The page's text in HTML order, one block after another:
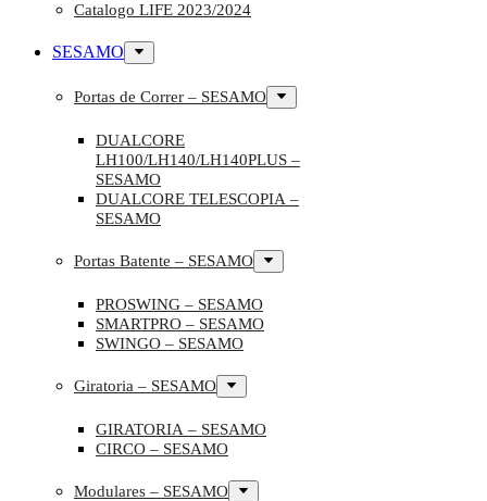
Catalogo LIFE 2023/2024
SESAMO
Portas de Correr – SESAMO
DUALCORE
LH100/LH140/LH140PLUS –
SESAMO
DUALCORE TELESCOPIA –
SESAMO
Portas Batente – SESAMO
PROSWING – SESAMO
SMARTPRO – SESAMO
SWINGO – SESAMO
Giratoria – SESAMO
GIRATORIA – SESAMO
CIRCO – SESAMO
Modulares – SESAMO